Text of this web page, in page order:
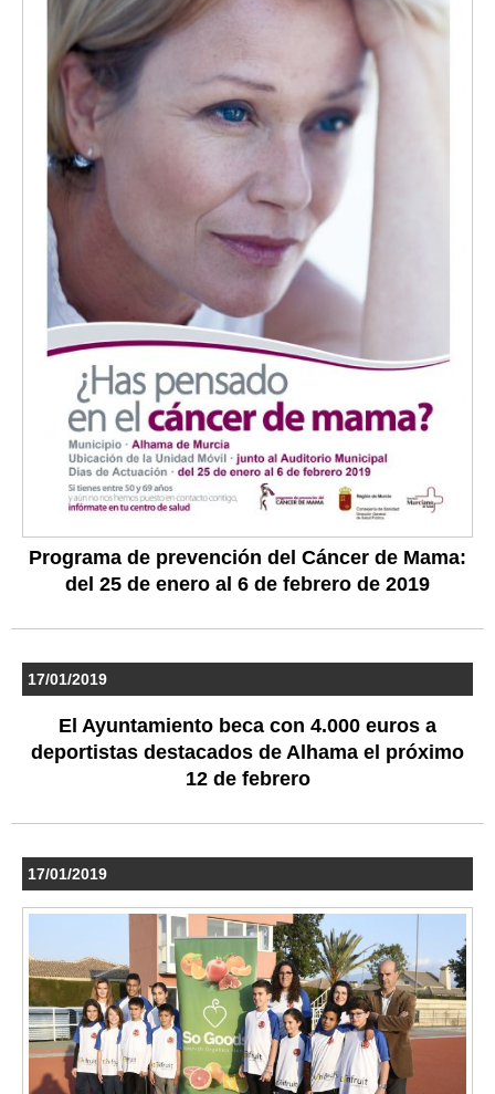
Programa de prevención del Cáncer de Mama:
del 25 de enero al 6 de febrero de 2019
17/01/2019
El Ayuntamiento beca con 4.000 euros a
deportistas destacados de Alhama el próximo
12 de febrero
17/01/2019